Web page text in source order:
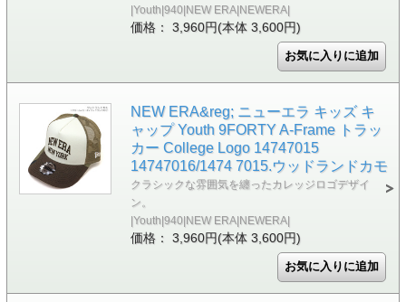
|Youth|940|NEW ERA|NEWERA|
価格： 3,960円(本体 3,600円)
NEW ERA&reg; ニューエラ キッズ キ
ャップ Youth 9FORTY A-Frame トラッ
カー College Logo 14747015
14747016/1474 7015.ウッドランドカモ
クラシックな雰囲気を纏ったカレッジロゴデザイ
ン。
|Youth|940|NEW ERA|NEWERA|
価格： 3,960円(本体 3,600円)